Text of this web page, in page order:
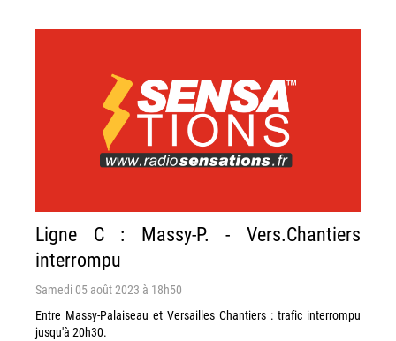
Ligne C : Massy-P. - Vers.Chantiers
interrompu
Samedi 05 août 2023 à 18h50
Entre Massy-Palaiseau et Versailles Chantiers : trafic interrompu
jusqu'à 20h30.